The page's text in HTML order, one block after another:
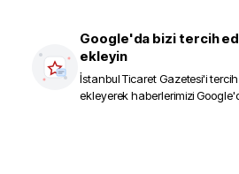
Google'da bizi tercih
ekleyin
İstanbul Ticaret Gazetesi'i
ekleyerek haberlerimizi